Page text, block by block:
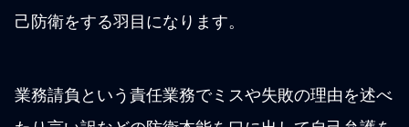
己防衛をする羽目になります。
業務請負という責任業務でミスや失敗の理由を述べ